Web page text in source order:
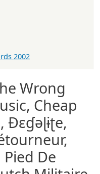
Wrong
Cheap
De
2002